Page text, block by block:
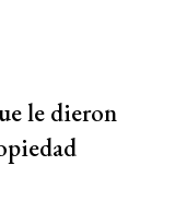
le dieron